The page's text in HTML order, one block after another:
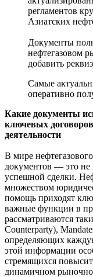
регламентов
Азиатских
Документы
нефтегазовом
добавить
Самые
оперативно
Какие документы
ключевых
деятельности
В мире
документов — это не
успешной сделки.
множеством
помощь приходят
важные функции в
рассматриваются
Counterparty),
определяющих
этой информации
стремящихся
динамичном